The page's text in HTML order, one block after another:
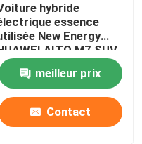
hybride
essence
New Energy
AITO M7 SUV
1.5T
meilleur prix
Contact